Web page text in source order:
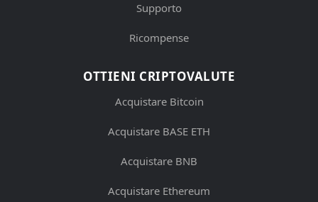
Supporto
Ricompense
OTTIENI CRIPTOVALUTE
Acquistare Bitcoin
Acquistare BASE ETH
Acquistare BNB
Acquistare Ethereum